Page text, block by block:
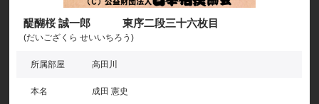
醍醐桜 誠一郎 東序二段三十六枚目
(だいござくら せいいちろう)
所属部屋 高田川
本名 成田 憲史